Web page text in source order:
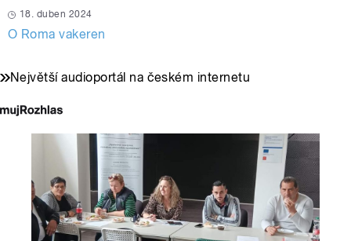
18. duben 2024
O Roma vakeren
Největší audioportál na českém internetu